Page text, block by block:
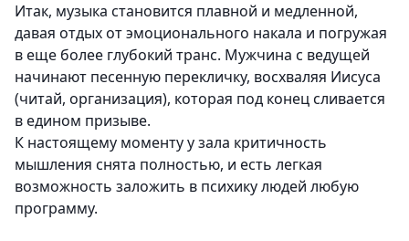
Итак, музыка становится плавной и медленной,
давая отдых от эмоционального накала и погружая
в еще более глубокий транс. Мужчина с ведущей
начинают песенную перекличку, восхваляя Иисуса
(читай, организация), которая под конец сливается
в едином призыве.
К настоящему моменту у зала критичность
мышления снята полностью, и есть легкая
возможность заложить в психику людей любую
программу.